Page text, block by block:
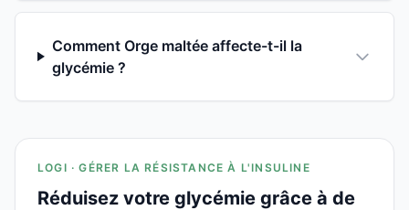
Comment Orge maltée affecte-t-il la
glycémie ?
LOGI · GÉRER LA RÉSISTANCE À L'INSULINE
Réduisez votre glycémie grâce à de